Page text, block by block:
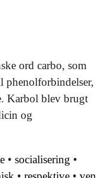
ord carbo, som
phenolforbindelser,
Karbol blev brugt
og
• socialisering •